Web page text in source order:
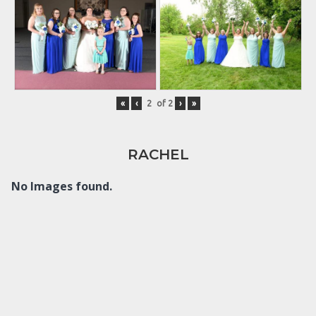
« ‹ of 2 › »
RACHEL
No Images found.